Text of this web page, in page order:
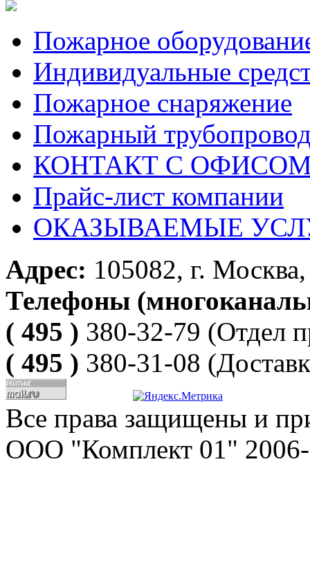
Пожарное
Индивидуальные
Пожарное снаряжение
Пожарный
КОНТАКТ С ОФИСОМ
Прайс-лист компании
ОКАЗЫВАЕМЫЕ
Адрес: 105082, г.
Телефоны
( 495 ) 380-32-79 (Отдел
( 495 ) 380-31-08
Все права защищены и
ООО "Комплект 01" 2006-